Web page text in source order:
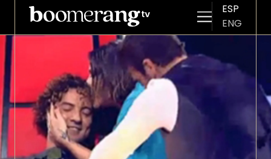
Pasar al contenido principal
ESP
ENG
Imagen